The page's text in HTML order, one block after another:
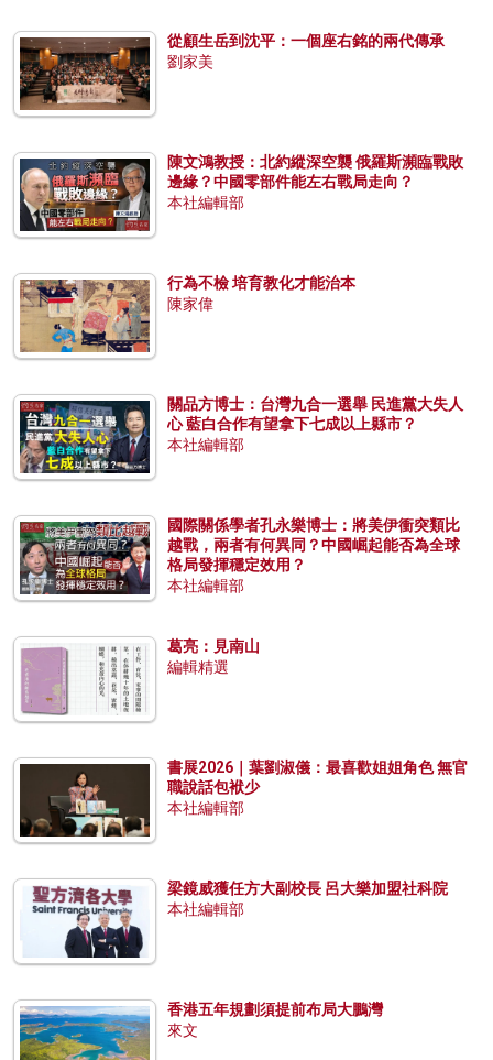
從顧生岳到沈平：一個座右銘的兩代傳承
劉家美
陳文鴻教授：北約縱深空襲 俄羅斯瀕臨戰敗
邊緣？中國零部件能左右戰局走向？
本社編輯部
行為不檢 培育教化才能治本
陳家偉
關品方博士：台灣九合一選舉 民進黨大失人
心 藍白合作有望拿下七成以上縣市？
本社編輯部
國際關係學者孔永樂博士：將美伊衝突類比
越戰，兩者有何異同？中國崛起能否為全球
格局發揮穩定效用？
本社編輯部
葛亮：見南山
編輯精選
書展2026｜葉劉淑儀：最喜歡姐姐角色 無官
職說話包袱少
本社編輯部
梁鏡威獲任方大副校長 呂大樂加盟社科院
本社編輯部
香港五年規劃須提前布局大鵬灣
來文